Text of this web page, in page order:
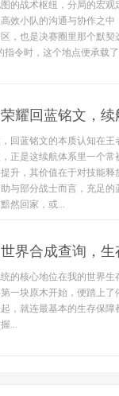
的战术枢纽，分局的宏
效小队的沟通与协作之
，也是决赛圈里那个默
指令时，这个地点便承载
耀回蓝铭文，
回蓝铭文的本质认知在
正是这续航体系里一个
升，其价值在于对技能
与部分战士而言，充足
然回家，或...
界合成查询，
的核心地位在我的世界
一块原木开始，便踏上
，就连最基本的生存保
...